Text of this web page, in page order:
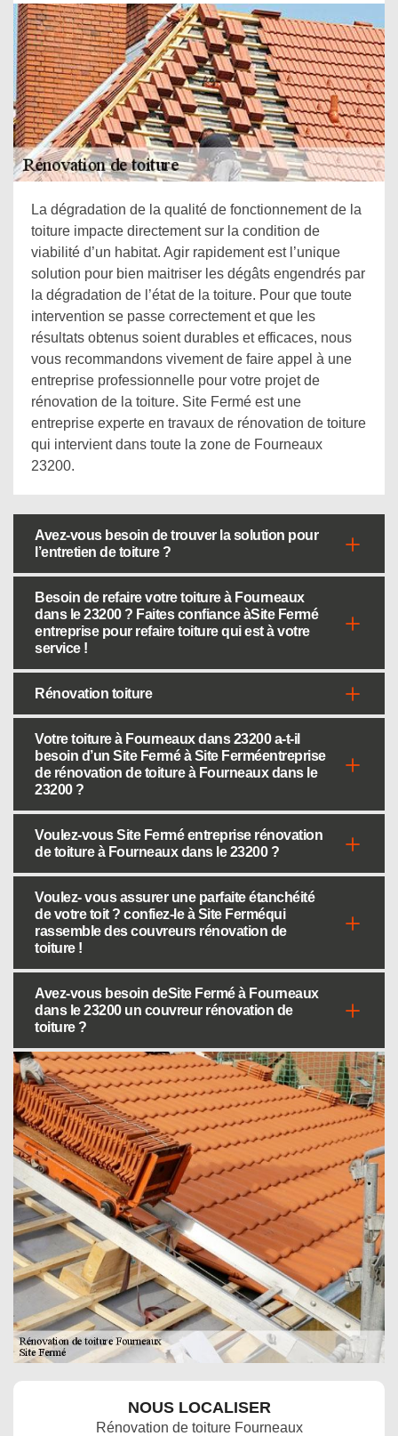
La dégradation de la qualité de fonctionnement de la
toiture impacte directement sur la condition de
viabilité d’un habitat. Agir rapidement est l’unique
solution pour bien maitriser les dégâts engendrés par
la dégradation de l’état de la toiture. Pour que toute
intervention se passe correctement et que les
résultats obtenus soient durables et efficaces, nous
vous recommandons vivement de faire appel à une
entreprise professionnelle pour votre projet de
rénovation de la toiture. Site Fermé est une
entreprise experte en travaux de rénovation de toiture
qui intervient dans toute la zone de Fourneaux
23200.
Avez-vous besoin de trouver la solution pour
l’entretien de toiture ?
Besoin de refaire votre toiture à Fourneaux
dans le 23200 ? Faites confiance àSite Fermé
entreprise pour refaire toiture qui est à votre
service !
Rénovation toiture
Votre toiture à Fourneaux dans 23200 a-t-il
besoin d’un Site Fermé à Site Ferméentreprise
de rénovation de toiture à Fourneaux dans le
23200 ?
Voulez-vous Site Fermé entreprise rénovation
de toiture à Fourneaux dans le 23200 ?
Voulez- vous assurer une parfaite étanchéité
de votre toit ? confiez-le à Site Ferméqui
rassemble des couvreurs rénovation de
toiture !
Avez-vous besoin deSite Fermé à Fourneaux
dans le 23200 un couvreur rénovation de
toiture ?
NOUS LOCALISER
Rénovation de toiture Fourneaux